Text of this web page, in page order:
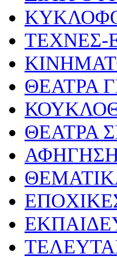
ΤΕΧΝΕΣ-
ΘΕΑΤΡΑ
ΘΕΑΤΡΑ